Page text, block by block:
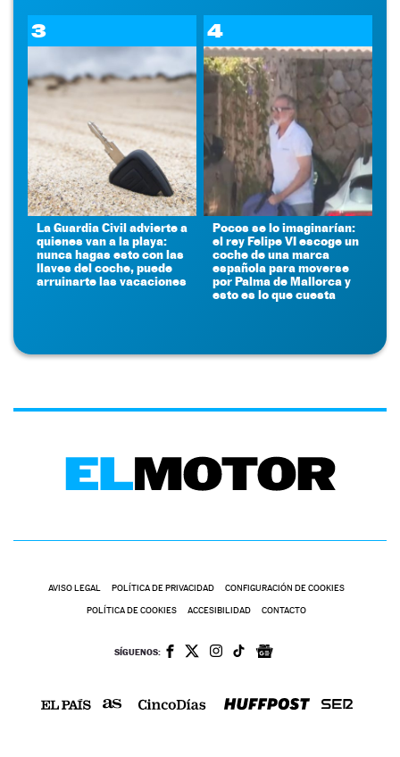
3
La Guardia Civil advierte a
quienes van a la playa:
nunca hagas esto con las
llaves del coche, puede
arruinarte las vacaciones
4
Pocos se lo imaginarían:
el rey Felipe VI escoge un
coche de una marca
española para moverse
por Palma de Mallorca y
esto es lo que cuesta
AVISO LEGAL POLÍTICA DE PRIVACIDAD CONFIGURACIÓN DE COOKIES
POLÍTICA DE COOKIES ACCESIBILIDAD CONTACTO
SÍGUENOS: